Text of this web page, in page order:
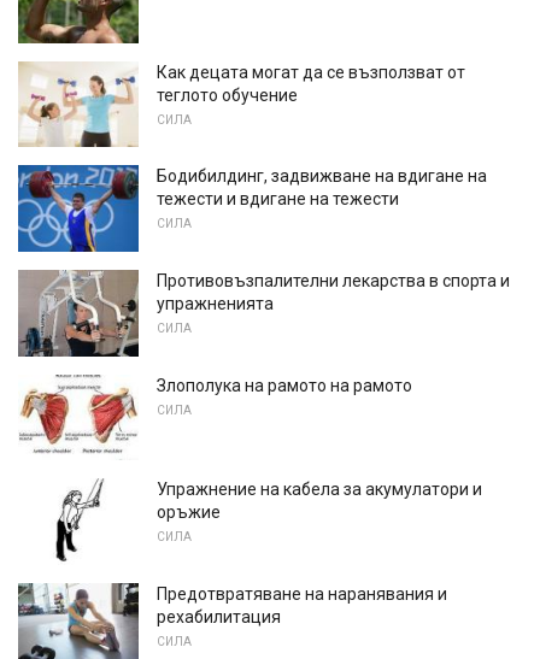
Как децата могат да се възползват от
теглото обучение
СИЛА
Бодибилдинг, задвижване на вдигане на
тежести и вдигане на тежести
СИЛА
Противовъзпалителни лекарства в спорта и
упражненията
СИЛА
Злополука на рамото на рамото
СИЛА
Упражнение на кабела за акумулатори и
оръжие
СИЛА
Предотвратяване на наранявания и
рехабилитация
СИЛА